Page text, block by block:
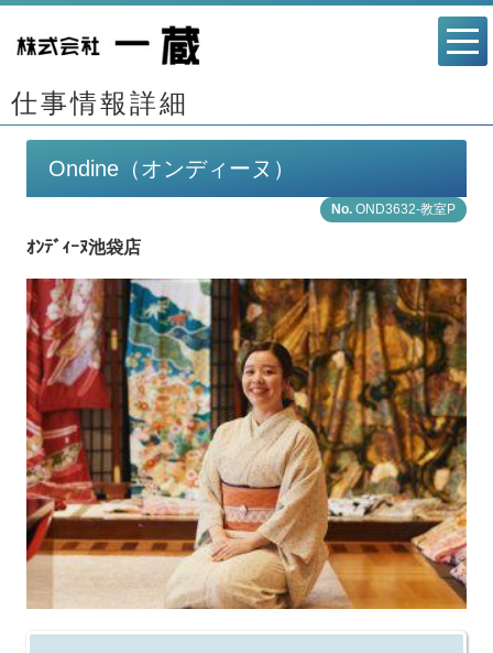
仕事情報詳細
Ondine（オンディーヌ）
OND3632-教室P
ｵﾝﾃﾞｨｰﾇ池袋店